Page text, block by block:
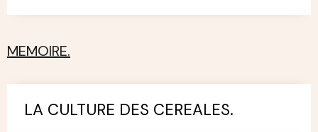
MEMOIRE.
LA CULTURE DES CEREALES.